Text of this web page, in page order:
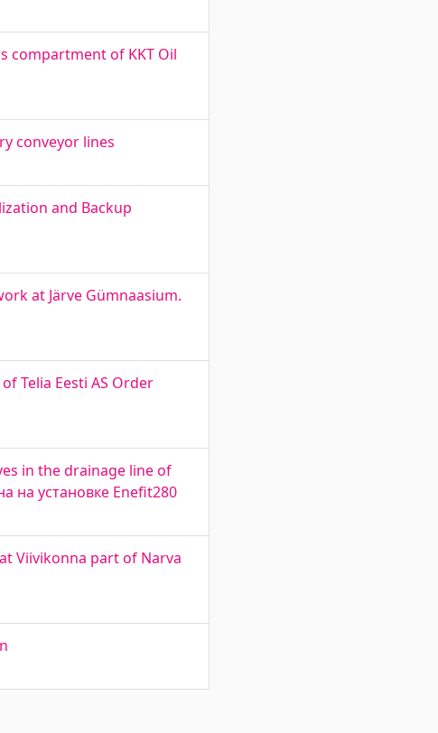
compartment of KKT Oil
conveyor lines
and Backup
at Järve Gümnaasium.
Telia Eesti AS Order
in the drainage line of
на установке Enefit280
Viivikonna part of Narva